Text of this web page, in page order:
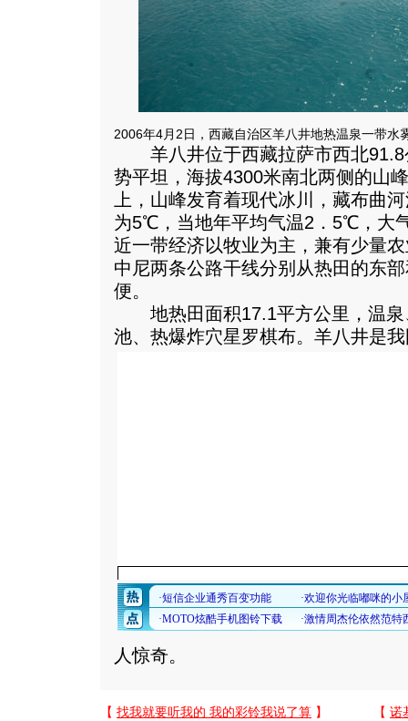
2006年4月2日，西藏自治区羊八井地热温泉一带水
羊八井位于西藏拉萨市西北91.8
势平坦，海拔4300米南北两侧的山
上，山峰发育着现代冰川，藏布曲
为5℃，当地年平均气温2．5℃，大
近一带经济以牧业为主，兼有少量
中尼两条公路干线分别从热田的东
便。
地热田面积17.1平方公里，温泉
池、热爆炸穴星罗棋布。 羊八井是
人惊奇。